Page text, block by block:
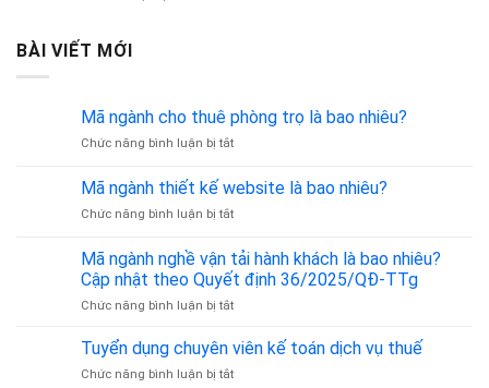
BÀI VIẾT MỚI
Mã ngành cho thuê phòng trọ là bao nhiêu?
Chức năng bình luận bị tắtở
ngành
cho
thuê
trọ
là
nhiêu?
Mã ngành thiết kế website là bao nhiêu?
Chức năng bình luận bị tắtở
ngành
thiết
kế
website
bao
Mã ngành nghề vận tải hành khách là bao nhiêu?
Cập nhật theo Quyết định 36/2025/QĐ-TTg
Chức năng bình luận bị tắtở
ngành
vận
Tuyển dụng chuyên viên kế toán dịch vụ thuế
Chức năng bình luận bị tắtở